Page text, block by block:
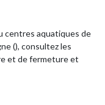
centres aquatiques de
(), consultez les
et de fermeture et